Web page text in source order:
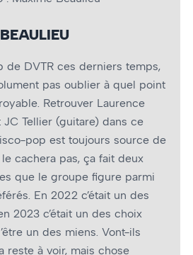
de DVTR ces derniers temps,
pas oublier à quel point
Retrouver Laurence
Tellier (guitare) dans ce
pop est toujours source de
cachera pas, ça fait deux
que le groupe figure parmi
En 2022 c’était un des
2023 c’était un des choix
un des miens. Vont-ils
reste à voir, mais chose